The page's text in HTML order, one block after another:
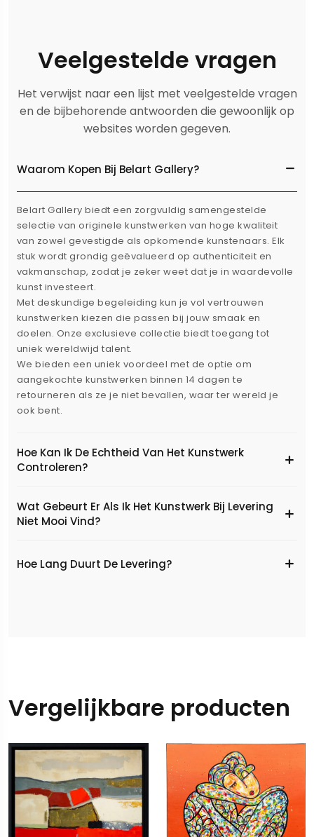
Veelgestelde vragen
Het verwijst naar een lijst met veelgestelde vragen
en de bijbehorende antwoorden die gewoonlijk op
websites worden gegeven.
Waarom Kopen Bij Belart Gallery?
Belart Gallery biedt een zorgvuldig samengestelde
selectie van originele kunstwerken van hoge kwaliteit
van zowel gevestigde als opkomende kunstenaars. Elk
stuk wordt grondig geëvalueerd op authenticiteit en
vakmanschap, zodat je zeker weet dat je in waardevolle
kunst investeert.
Met deskundige begeleiding kun je vol vertrouwen
kunstwerken kiezen die passen bij jouw smaak en
doelen. Onze exclusieve collectie biedt toegang tot
uniek wereldwijd talent.
We bieden een uniek voordeel met de optie om
aangekochte kunstwerken binnen 14 dagen te
retourneren als ze je niet bevallen, waar ter wereld je
ook bent.
Hoe Kan Ik De Echtheid Van Het Kunstwerk
Controleren?
Wat Gebeurt Er Als Ik Het Kunstwerk Bij Levering
Niet Mooi Vind?
Hoe Lang Duurt De Levering?
Vergelijkbare producten